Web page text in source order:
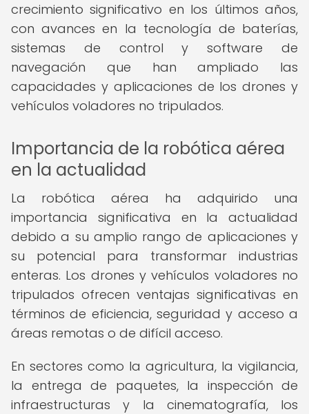
crecimiento significativo en los últimos años,
con avances en la tecnología de baterías,
sistemas de control y software de
navegación que han ampliado las
capacidades y aplicaciones de los drones y
vehículos voladores no tripulados.
Importancia de la robótica aérea
en la actualidad
La robótica aérea ha adquirido una
importancia significativa en la actualidad
debido a su amplio rango de aplicaciones y
su potencial para transformar industrias
enteras. Los drones y vehículos voladores no
tripulados ofrecen ventajas significativas en
términos de eficiencia, seguridad y acceso a
áreas remotas o de difícil acceso.
En sectores como la agricultura, la vigilancia,
la entrega de paquetes, la inspección de
infraestructuras y la cinematografía, los